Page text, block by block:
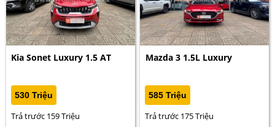
Kia Sonet Luxury 1.5 AT
530 Triệu
Trả trước 159 Triệu
Mazda 3 1.5L Luxury
585 Triệu
Trả trước 175 Triệu